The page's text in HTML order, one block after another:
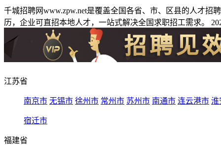
千城招聘网www.zpw.net是覆盖全国各省、市、区县的人才
历，企业可直招本地人才，一站式解决全国求职招工需求。
江苏省
南京市 无锡市 徐州市 常州市 苏州市 南通市 连云港市 淮
宿迁市
福建省